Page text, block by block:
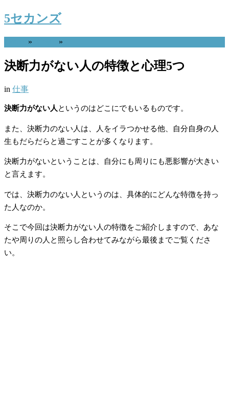
5セカンズ
» »
決断力がない人の特徴と心理5つ
in 仕事
決断力がない人 というのはどこにでもいるものです。
また、決断力のない人は、人をイラつかせる他、自分自身の人
生もだらだらと過ごすことが多くなります。
決断力がないということは、自分にも周りにも悪影響が大きい
と言えます。
では、決断力のない人というのは、具体的にどんな特徴を持っ
た人なのか。
そこで今回は決断力がない人の特徴をご紹介しますので、あな
たや周りの人と照らし合わせてみながら最後までご覧くださ
い。